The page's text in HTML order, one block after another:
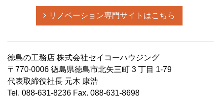
リノベーション専門サイトはこちら
徳島の工務店 株式会社セイコーハウジング
〒770-0006 徳島県徳島市北矢三町 3 丁目 1-79
代表取締役社長 元木 康浩
Tel. 088-631-8236 Fax. 088-631-8698